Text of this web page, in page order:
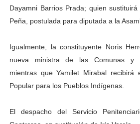
Dayamni Barrios Prada; quien
Peña, postulada para diputada a la
Igualmente, la constituyente Noris
nueva ministra de las Comunas y
mientras que Yamilet Mirabal recibirá
Popular para los Pueblos Indígenas.
El despacho del Servicio